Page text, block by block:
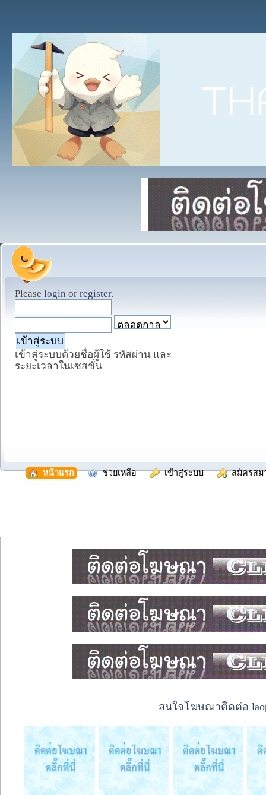
Please login or register.
เข้าสู่ระบบด้วยชื่อผู้ใช้ รหัสผ่าน และ
ระยะเวลาในเซสชั่น
หน้าแรก ช่วยเหลือ เข้าสู่ระบบ สมัครสม
สนใจโฆษณาติดต่อ